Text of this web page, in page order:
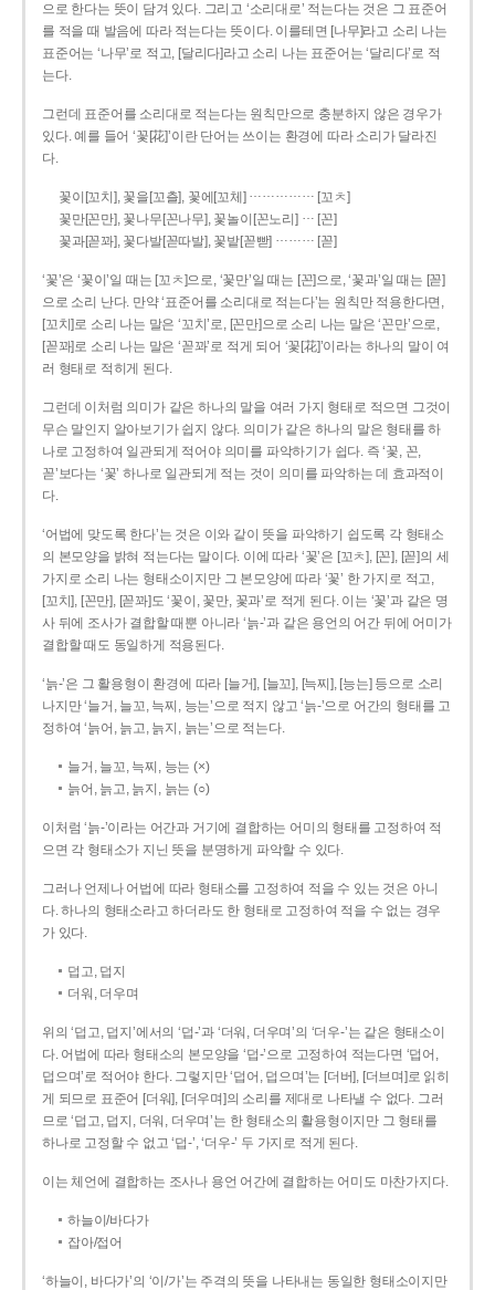
으로 한다는 뜻이 담겨 있다. 그리고 ‘소리대로’ 적는다는 것은 그 표준어
를 적을 때 발음에 따라 적는다는 뜻이다. 이를테면 [나무]라고 소리 나는
표준어는 ‘나무’로 적고, [달리다]라고 소리 나는 표준어는 ‘달리다’로 적
는다.
그런데 표준어를 소리대로 적는다는 원칙만으로 충분하지 않은 경우가
있다. 예를 들어 ‘꽃[花]’이란 단어는 쓰이는 환경에 따라 소리가 달라진
다.
꽃이[꼬치], 꽃을[꼬츨], 꽃에[꼬체] …………… [꼬ㅊ]
꽃만[꼰만], 꽃나무[꼰나무], 꽃놀이[꼰노리] … [꼰]
꽃과[꼳꽈], 꽃다발[꼳따발], 꽃밭[꼳빧] ……… [꼳]
‘꽃’은 ‘꽃이’일 때는 [꼬ㅊ]으로, ‘꽃만’일 때는 [꼰]으로, ‘꽃과’일 때는 [꼳]
으로 소리 난다. 만약 ‘표준어를 소리대로 적는다’는 원칙만 적용한다면,
[꼬치]로 소리 나는 말은 ‘꼬치’로, [꼰만]으로 소리 나는 말은 ‘꼰만’으로,
[꼳꽈]로 소리 나는 말은 ‘꼳꽈’로 적게 되어 ‘꽃[花]’이라는 하나의 말이 여
러 형태로 적히게 된다.
그런데 이처럼 의미가 같은 하나의 말을 여러 가지 형태로 적으면 그것이
무슨 말인지 알아보기가 쉽지 않다. 의미가 같은 하나의 말은 형태를 하
나로 고정하여 일관되게 적어야 의미를 파악하기가 쉽다. 즉 ‘꽃, 꼰,
꼳’보다는 ‘꽃’ 하나로 일관되게 적는 것이 의미를 파악하는 데 효과적이
다.
‘어법에 맞도록 한다’는 것은 이와 같이 뜻을 파악하기 쉽도록 각 형태소
의 본모양을 밝혀 적는다는 말이다. 이에 따라 ‘꽃’은 [꼬ㅊ], [꼰], [꼳]의 세
가지로 소리 나는 형태소이지만 그 본모양에 따라 ‘꽃’ 한 가지로 적고,
[꼬치], [꼰만], [꼳꽈]도 ‘꽃이, 꽃만, 꽃과’로 적게 된다. 이는 ‘꽃’과 같은 명
사 뒤에 조사가 결합할 때뿐 아니라 ‘늙-’과 같은 용언의 어간 뒤에 어미가
결합할 때도 동일하게 적용된다.
‘늙-’은 그 활용형이 환경에 따라 [늘거], [늘꼬], [늑찌], [능는] 등으로 소리
나지만 ‘늘거, 늘꼬, 늑찌, 능는’으로 적지 않고 ‘늙-’으로 어간의 형태를 고
정하여 ‘늙어, 늙고, 늙지, 늙는’으로 적는다.
늘거, 늘꼬, 늑찌, 능는 (×)
늙어, 늙고, 늙지, 늙는 (○)
이처럼 ‘늙-­’이라는 어간과 거기에 결합하는 어미의 형태를 고정하여 적
으면 각 형태소가 지닌 뜻을 분명하게 파악할 수 있다.
그러나 언제나 어법에 따라 형태소를 고정하여 적을 수 있는 것은 아니
다. 하나의 형태소라고 하더라도 한 형태로 고정하여 적을 수 없는 경우
가 있다.
덥고, 덥지
더워, 더우며
위의 ‘덥고, 덥지’에서의 ‘덥-­’과 ‘더워, 더우며’의 ‘더우-­’는 같은 형태소이
다. 어법에 따라 형태소의 본모양을 ‘덥-­’으로 고정하여 적는다면 ‘덥어,
덥으며’로 적어야 한다. 그렇지만 ‘덥어, 덥으며’는 [더버], [더브며]로 읽히
게 되므로 표준어 [더워], [더우며]의 소리를 제대로 나타낼 수 없다. 그러
므로 ‘덥고, 덥지, 더워, 더우며’는 한 형태소의 활용형이지만 그 형태를
하나로 고정할 수 없고 ‘덥-’, ‘더우-’ 두 가지로 적게 된다.
이는 체언에 결합하는 조사나 용언 어간에 결합하는 어미도 마찬가지다.
하늘이/바다가
잡아/접어
‘하늘이, 바다가’의 ‘이/가’는 주격의 뜻을 나타내는 동일한 형태소이지만